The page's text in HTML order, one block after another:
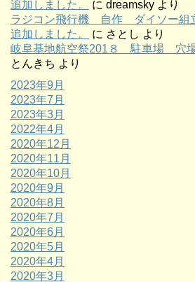
追加しました。
に dreamsky より
ラジコン飛行機 自作 ダイソー組
追加しました。
に さとし より
岐阜基地航空祭201８ 駐車場 穴
とんきち より
2023年9月
2023年7月
2023年3月
2022年4月
2020年12月
2020年11月
2020年10月
2020年9月
2020年8月
2020年7月
2020年6月
2020年5月
2020年4月
2020年3月